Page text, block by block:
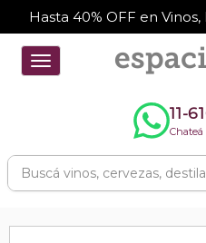
Hasta 40% OFF en
Toggle
navigation
11-